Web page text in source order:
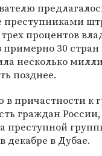
преступниками
процентов
30
несколько
позднее.
причастности к
граждан России,
преступной
декабре в Дубае.